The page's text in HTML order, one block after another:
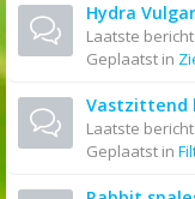
Hydra
Laatste
Geplaatst in
Vastzittend
Laatste
Geplaatst in